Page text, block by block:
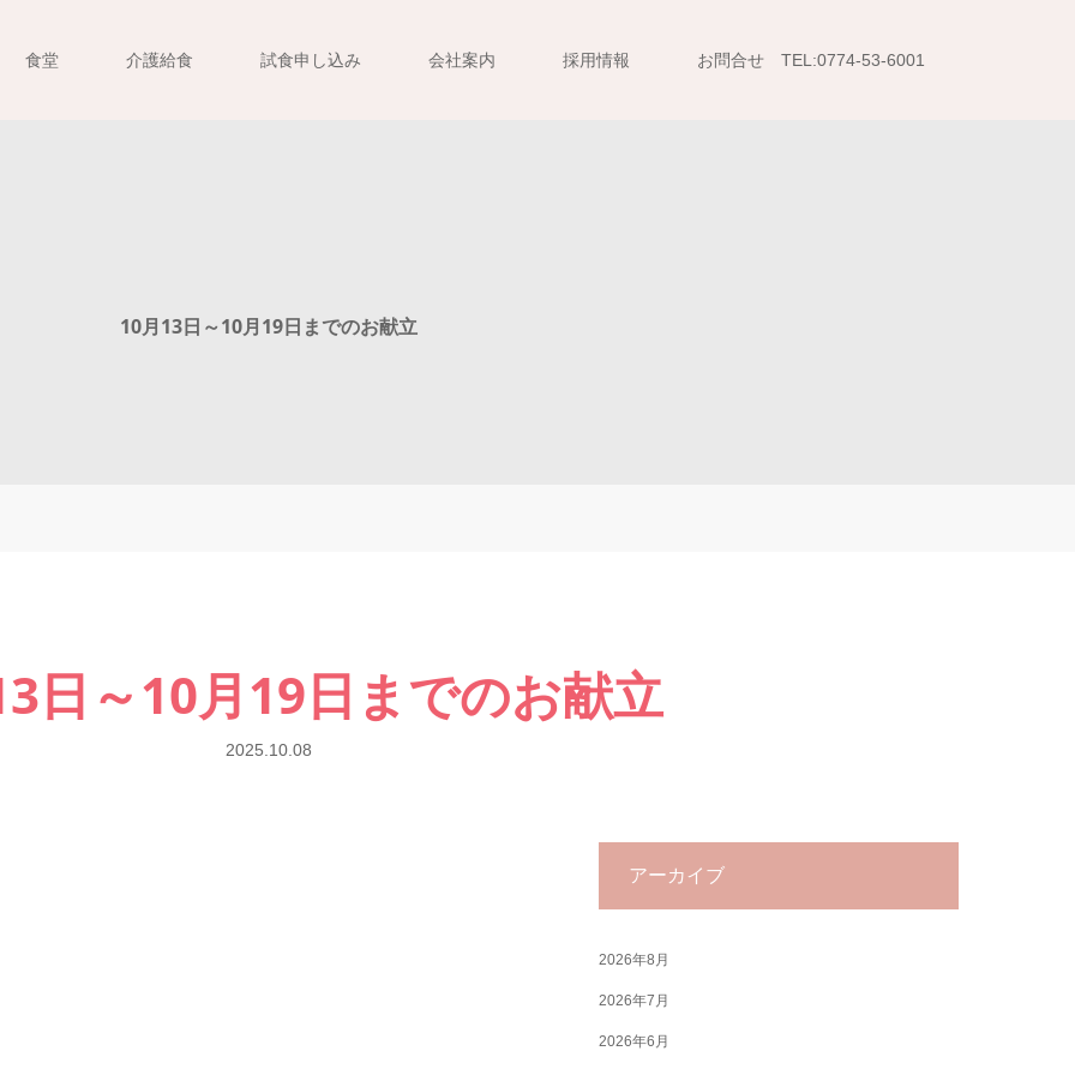
食堂 介護給食 試食申し込み 会社案内 採用情報 お問合せ TEL:0774-53-6001
10月13日～10月19日までのお献立
日～10月19日までのお献立
2025.10.08
アーカイブ
2026年8月
2026年7月
2026年6月